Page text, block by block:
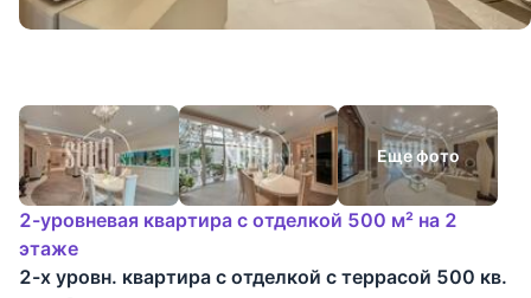
Еще фото
2-уровневая квартира с отделкой 500 м² на 2
этаже
2-х уровн. квартира с отделкой с террасой 500 кв.